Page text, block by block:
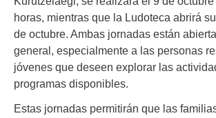
horas, mientras que la Ludoteca abrirá
de octubre. Ambas jornadas están
general, especialmente a las personas
jóvenes que deseen explorar las
programas disponibles.
Estas jornadas permitirán que las